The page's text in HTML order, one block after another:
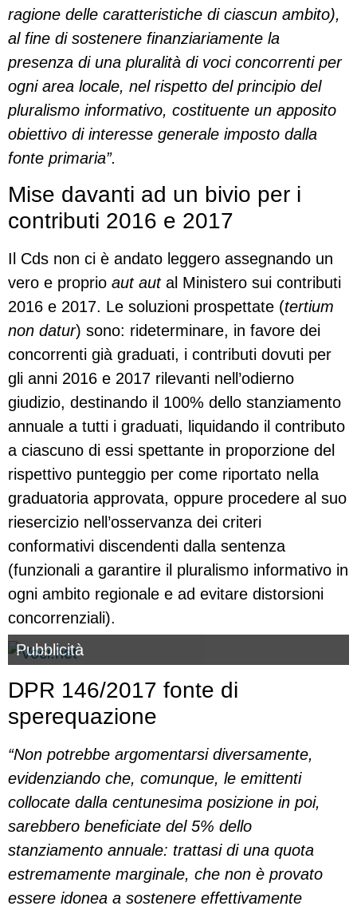
ragione delle caratteristiche di ciascun ambito),
al fine di sostenere finanziariamente la
presenza di una pluralità di voci concorrenti per
ogni area locale, nel rispetto del principio del
pluralismo informativo, costituente un apposito
obiettivo di interesse generale imposto dalla
fonte primaria”.
Mise davanti ad un bivio per i
contributi 2016 e 2017
Il Cds non ci è andato leggero assegnando un
vero e proprio aut autal Ministero sui contributi
2016 e 2017. Le soluzioni prospettate (tertium
non datur) sono: rideterminare, in favore dei
concorrenti già graduati, i contributi dovuti per
gli anni 2016 e 2017 rilevanti nell’odierno
giudizio, destinando il 100% dello stanziamento
annuale a tutti i graduati, liquidando il contributo
a ciascuno di essi spettante in proporzione del
rispettivo punteggio per come riportato nella
graduatoria approvata, oppure procedere al suo
riesercizio nell’osservanza dei criteri
conformativi discendenti dalla sentenza
(funzionali a garantire il pluralismo informativo in
ogni ambito regionale e ad evitare distorsioni
concorrenziali).
Pubblicità
DPR 146/2017 fonte di
sperequazione
“Non potrebbe argomentarsi diversamente,
evidenziando che, comunque, le emittenti
collocate dalla centunesima posizione in poi,
sarebbero beneficiate del 5% dello
stanziamento annuale: trattasi di una quota
estremamente marginale, che non è provato
essere idonea a sostenere effettivamente